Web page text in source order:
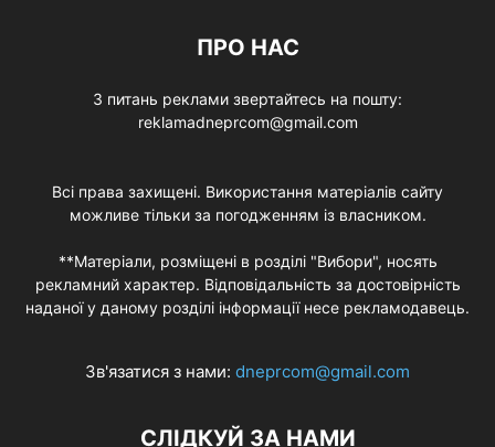
ПРО НАС
З питань реклами звертайтесь на пошту:
reklamadneprcom@gmail.com
Всі права захищені. Використання матеріалів сайту
можливе тільки за погодженням із власником.
**Матеріали, розміщені в розділі "Вибори", носять
рекламний характер. Відповідальність за достовірність
наданої у даному розділі інформації несе рекламодавець.
Зв'язатися з нами: dneprcom@gmail.com
СЛІДКУЙ ЗА НАМИ